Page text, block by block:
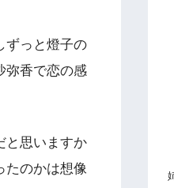
ずっと燈子の
弥香で恋の感
と思いますか
たのかは想像